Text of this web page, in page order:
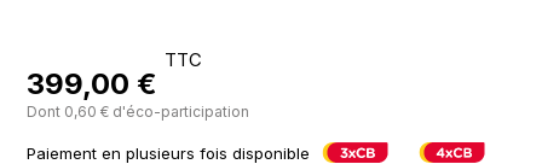
399,00 €
TTC
Dont 0,60 € d'éco-participation
Paiement en plusieurs fois disponible